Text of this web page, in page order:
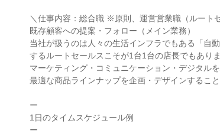
＼仕事内容：総合職 ※原則、運営営業職（ルート
既存顧客への提案・フォロー（メイン業務）
当社が扱うのは人々の生活インフラでもある「自
するルートセールスこそが1台1台の店長でもありま
マーケティング・コミュニケーション・デジタル
最適な商品ラインナップを企画・デザインするこ
ー
1日のタイムスケジュール例
ー